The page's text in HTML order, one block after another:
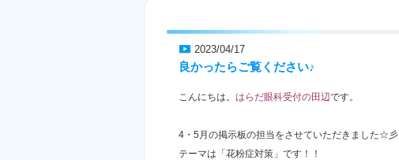
2023/04/17
良かったらご覧ください♪
こんにちは。 はらだ眼科受付の田辺です。
4・5月の掲示板の担当をさせていただきました☆彡
テーマは「花粉症対策」です！！